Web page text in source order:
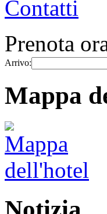
Contatti
Prenota
Arrivo:
Mappa